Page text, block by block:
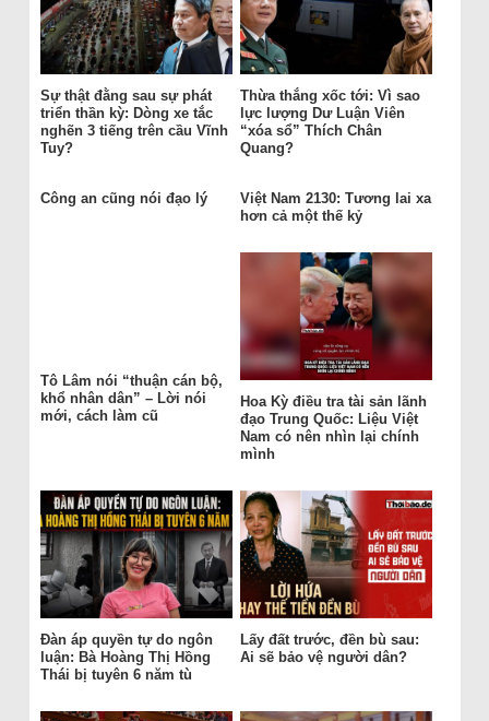
Sự thật đằng sau sự phát
triển thần kỳ: Dòng xe tắc
nghẽn 3 tiếng trên cầu Vĩnh
Tuy?
Thừa thắng xốc tới: Vì sao
lực lượng Dư Luận Viên
“xóa sổ” Thích Chân
Quang?
Công an cũng nói đạo lý
Việt Nam 2130: Tương lai xa
hơn cả một thế kỷ
Tô Lâm nói “thuận cán bộ,
khổ nhân dân” – Lời nói
mới, cách làm cũ
Hoa Kỳ điều tra tài sản lãnh
đạo Trung Quốc: Liệu Việt
Nam có nên nhìn lại chính
mình
Đàn áp quyền tự do ngôn
luận: Bà Hoàng Thị Hồng
Thái bị tuyên 6 năm tù
Lấy đất trước, đền bù sau:
Ai sẽ bảo vệ người dân?